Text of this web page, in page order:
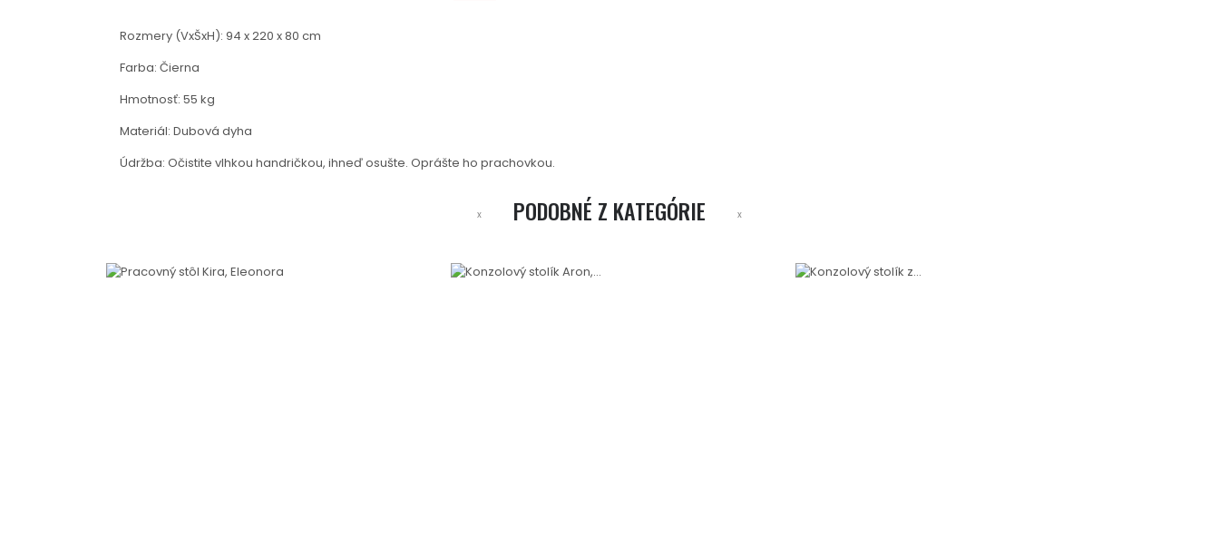
Rozmery (VxŠxH): 94 x 220 x 80 cm
Farba: Čierna
Hmotnosť: 55 kg
Materiál: Dubová dyha
Údržba: Očistite vlhkou handričkou, ihneď osušte. Oprášte ho prachovkou.
PODOBNÉ Z KATEGÓRIE